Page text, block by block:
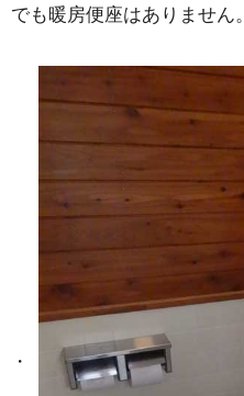
でも暖房便座はありません。